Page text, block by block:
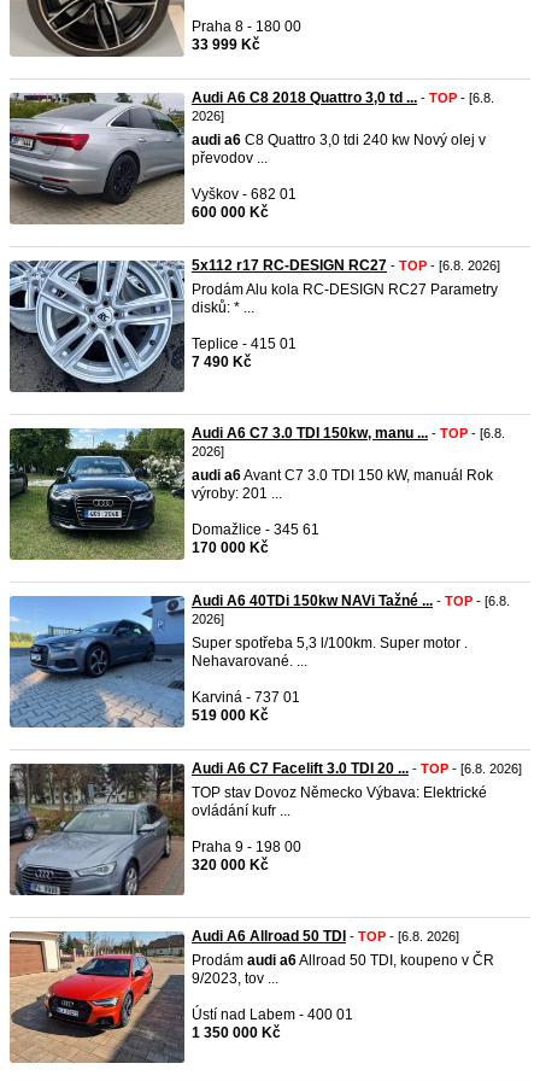
Praha 8 - 180 00
33 999 Kč
Audi A6 C8 2018 Quattro 3,0 td ... - TOP - [6.8.
2026]
audi a6 C8 Quattro 3,0 tdi 240 kw Nový olej v
převodov ...
Vyškov - 682 01
600 000 Kč
5x112 r17 RC-DESIGN RC27 - TOP - [6.8. 2026]
Prodám Alu kola RC-DESIGN RC27 Parametry
disků: * ...
Teplice - 415 01
7 490 Kč
Audi A6 C7 3.0 TDI 150kw, manu ... - TOP - [6.8.
2026]
audi a6Avant C7 3.0 TDI 150 kW, manuál Rok
výroby: 201 ...
Domažlice - 345 61
170 000 Kč
Audi A6 40TDi 150kw NAVi Tažné ... - TOP - [6.8.
2026]
Super spotřeba 5,3 l/100km. Super motor .
Nehavarované. ...
Karviná - 737 01
519 000 Kč
Audi A6 C7 Facelift 3.0 TDI 20 ... - TOP - [6.8. 2026]
TOP stav Dovoz Německo Výbava: Elektrické
ovládání kufr ...
Praha 9 - 198 00
320 000 Kč
Audi A6 Allroad 50 TDI - TOP - [6.8. 2026]
Prodám audi a6Allroad 50 TDI, koupeno v ČR
9/2023, tov ...
Ústí nad Labem - 400 01
1 350 000 Kč